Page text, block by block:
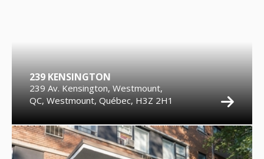
239 KENSINGTON
239 Av. Kensington, Westmount,
QC, Westmount, Québec, H3Z 2H1